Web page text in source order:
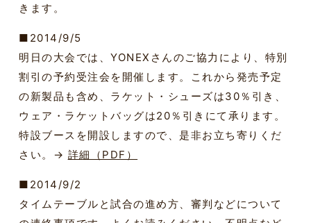
きます。
■2014/9/5
明日の大会では、YONEXさんのご協力により、特別
割引の予約受注会を開催します。これから発売予定
の新製品も含め、ラケット・シューズは30％引き、
ウェア・ラケットバッグは20％引きにて承ります。
特設ブースを開設しますので、是非お立ち寄りくだ
さい。→ 詳細（PDF）
■2014/9/2
タイムテーブルと試合の進め方、審判などについて